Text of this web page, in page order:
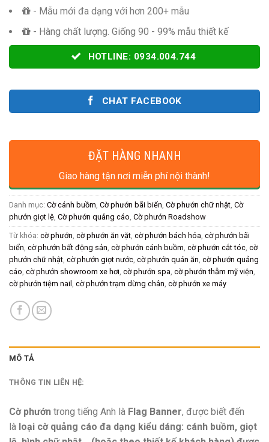
- Mẫu mới đa dạng với hơn 200+ mẫu
- Hàng chất lượng. Giống 90 - 99% mẫu thiết kế
HOTLINE: 0934.004.744
CHAT FACEBOOK
ĐẶT HÀNG NHANH
Giao hàng tận nơi miễn phí nội thành!
Danh mục: Cờ cánh buồm, Cờ phướn bãi biển, Cờ phướn chữ nhật, Cờ
phướn giọt lệ, Cờ phướn quảng cáo, Cờ phướn Roadshow
Từ khóa: cờ phướn, cờ phướn ăn vặt, cờ phướn bách hóa, cờ phướn bãi
biển, cờ phướn bất động sản, cờ phướn cánh buồm, cờ phướn cắt tóc, cờ
phướn chữ nhật, cờ phướn giọt nước, cờ phướn quán ăn, cờ phướn quảng
cáo, cờ phướn showroom xe hơi, cờ phướn spa, cờ phướn thẫm mỹ viện,
cờ phướn tiệm nail , cờ phướn trạm dừng chân, cờ phướn xe máy
MÔ TẢ
THÔNG TIN LIÊN HỆ:
Cờ phướn trong tiếng Anh là Flag Banner, được biết đến
là loại cờ quảng cáo đa dạng kiểu dáng: cánh buồm, giọt